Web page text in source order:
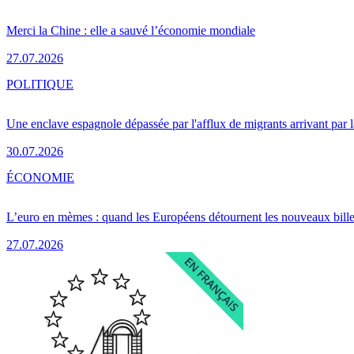
Merci la Chine : elle a sauvé l’économie mondiale
27.07.2026
Une enclave espagnole dépassée par l'afflux de migrants arrivant par
30.07.2026
POLITIQUE
L’euro en mèmes : quand les Européens détournent les nouveaux
27.07.2026
ÉCONOMIE